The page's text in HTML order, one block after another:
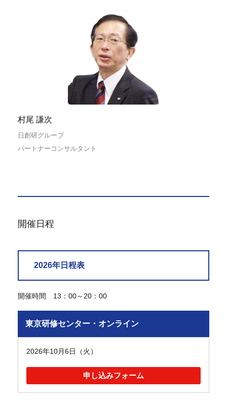
村尾 謙次
日創研グループ
パートナーコンサルタント
開催日程
2026年日程表
開催時間 13：00～20：00
東京研修センター・オンライン
2026年10月6日（火）
申し込みフォーム